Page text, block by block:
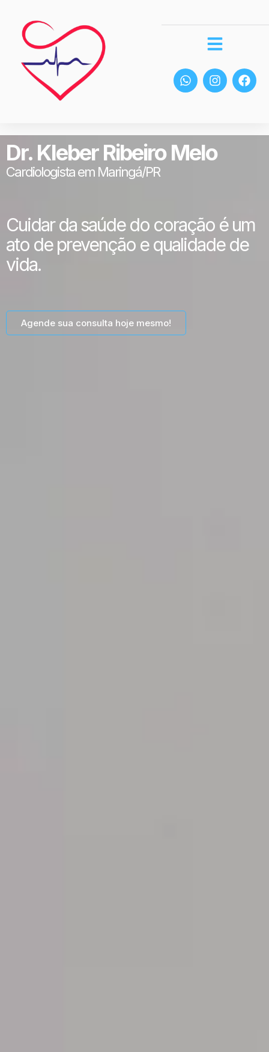
Dr. Kleber Ribeiro Melo
Cardiologista em Maringá/PR
Cuidar da saúde do coração é um
ato de prevenção e qualidade de
vida.
Agende sua consulta hoje mesmo!